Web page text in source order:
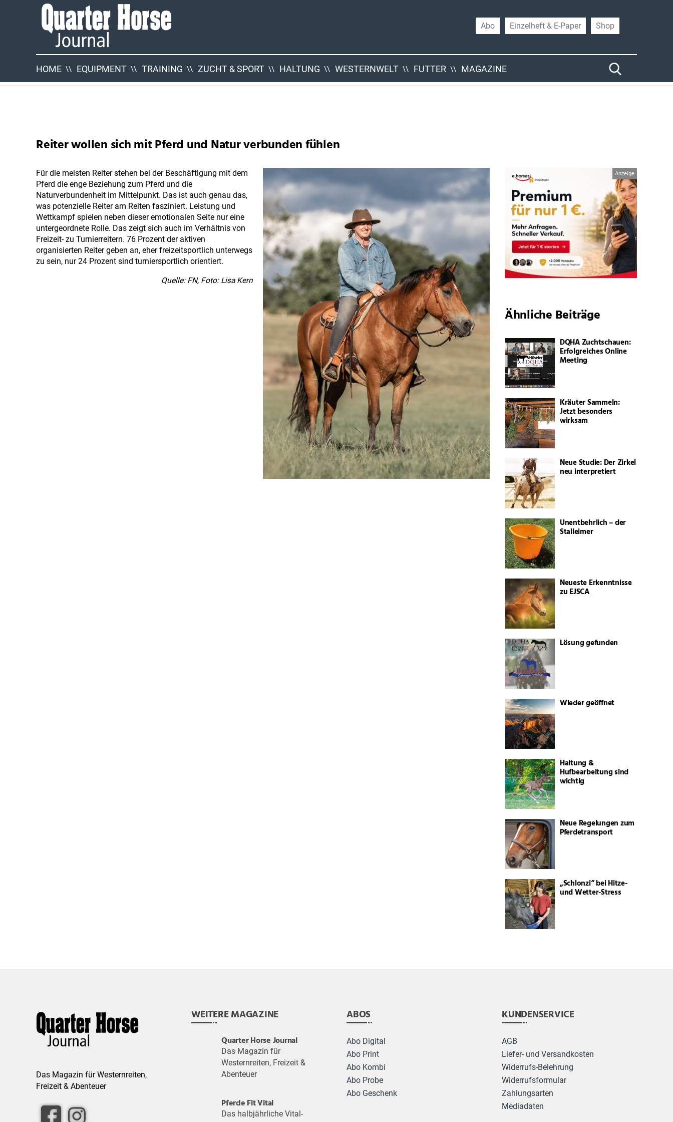
Quarter
Horse
Journal
HOME EQUIPMENT TRAINING ZUCHT & SPORT HALTUNG WESTERNWELT FUTTER MAGAZINE
Abo Einzelheft & E-Paper Shop
QHJ Neuigkeiten
Reiter wollen sich mit Pferd und Natur verbunden fühlen
Für die meisten Reiter stehen bei der Beschäftigung mit dem
Pferd die enge Beziehung zum Pferd und die
Naturverbundenheit im Mittelpunkt. Das ist auch genau das,
was potenzielle Reiter am Reiten fasziniert. Leistung und
Wettkampf spielen neben dieser emotionalen Seite nur eine
untergeordnete Rolle. Das zeigt sich auch im Verhältnis von
Freizeit- zu Turnierreitern. 76 Prozent der aktiven
organisierten Reiter geben an, eher freizeitsportlich unterwegs
zu sein, nur 24 Prozent sind turniersportlich orientiert.
Quelle: FN, Foto: Lisa Kern
Ähnliche Beiträge
DQHA Zuchtschauen:
Erfolgreiches Online
Meeting
Kräuter Sammeln:
Jetzt besonders
wirksam
Neue Studie: Der Zirkel
neu interpretiert
Unentbehrlich – der
Stalleimer
Neueste Erkenntnisse
zu EJSCA
Lösung gefunden
Wieder geöffnet
Haltung &
Hufbearbeitung sind
wichtig
Neue Regelungen zum
Pferdetransport
„Schlonzi“ bei Hitze-
und Wetter-Stress
Das Magazin für Westernreiten,
Freizeit & Abenteuer
WEITERE MAGAZINE
Quarter Horse Journal
Das Magazin für
Westernreiten, Freizeit &
Abenteuer
Pferde Fit Vital
Das halbjährliche Vital-
ABOS
Abo Digital
Abo Print
Abo Kombi
Abo Probe
Abo Geschenk
KUNDENSERVICE
AGB
Liefer- und Versandkosten
Widerrufs-Belehrung
Widerrufsformular
Zahlungsarten
Mediadaten